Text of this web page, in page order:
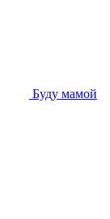
Буду мамой